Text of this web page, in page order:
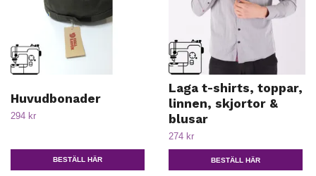
Huvudbonader
294 kr
BESTÄLL HÄR
Laga t-shirts, toppar,
linnen, skjortor &
blusar
274 kr
BESTÄLL HÄR